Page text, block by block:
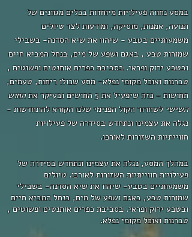
במסע נחווה פעילויות מיוחדות בכלים מגוונים של
תנועה, אמנות, מוסיקה, ומודעות לצד טיולים
משמעותיים בטבע - שיהוו את שיא הסדנה- בשבילי
שמורות טבע , באגם ושפע של מים, בנחל המביא חיים
ובטבע ירוק ופראי. בסביבת כפרים אותנטים ופשוטים ,
טברנות ואוכל מקומי נפלא- מסע שכולו ריחות, טעמים,
תחושות - כזה שיפעיל את 5 החושים ובעיקר את
החוש
השישי לשחרור הקול הפנימי שלנו הקורא להתחדשות -
נגלה את עצמינו ונתחדש בסידרה של פעילויות
חווייתיות השזורות לאורכו.
במהלך המסע, נגלה את עצמינו ונתחדש בסידרה של
פעילויות חווייתיות השזורות לאורכו. טיולים
משמעותיים בטבע- שיהוו את שיא הסדנה- בשבילי
שמורות טבע, באגם ושפע של מים, בנחל המביא חיים
ובטבע ירוק ופראי. בסביבת כפרים אותנטים ופשוטים ,
טברנות ואוכל מקומי נפלא.